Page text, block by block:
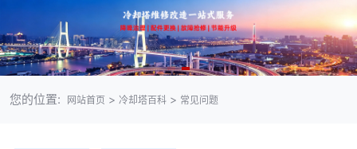
您的位置: 网站首页 > 冷却塔百科> 常见问题